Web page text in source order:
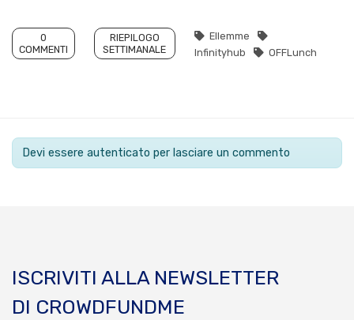
0
COMMENTI
RIEPILOGO
SETTIMANALE
Ellemme
Infinityhub
OFFLunch
Devi essere autenticato per lasciare un commento
ISCRIVITI ALLA NEWSLETTER
DI CROWDFUNDME